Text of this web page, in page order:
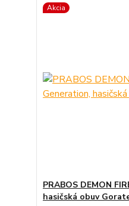
Akcia
PRABOS DEMON
hasičská obuv